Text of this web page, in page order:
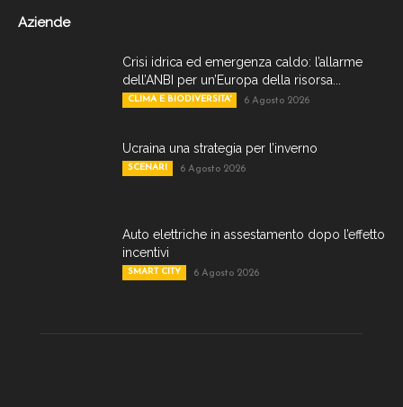
Aziende
Crisi idrica ed emergenza caldo: l’allarme
dell’ANBI per un’Europa della risorsa...
CLIMA E BIODIVERSITA' 6 Agosto 2026
Ucraina una strategia per l’inverno
SCENARI 6 Agosto 2026
Auto elettriche in assestamento dopo l’effetto
incentivi
SMART CITY 6 Agosto 2026